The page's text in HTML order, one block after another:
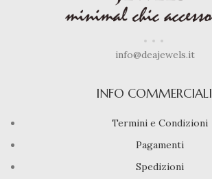
info@deajewels.it
INFO COMMERCIALI
Termini e Condizioni
Pagamenti
Spedizioni